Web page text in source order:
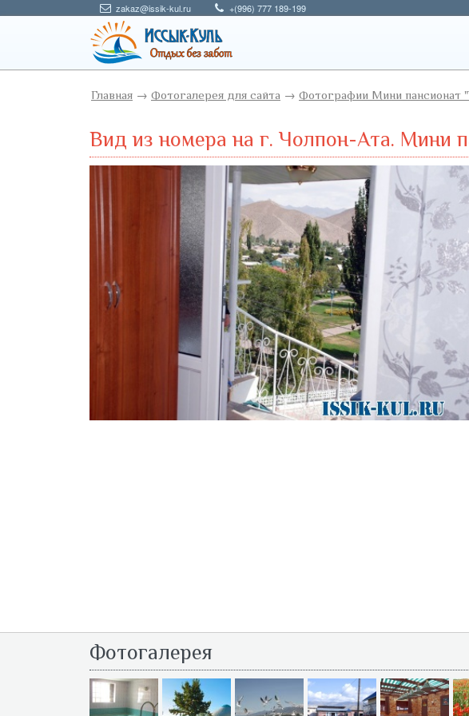
zakaz@issik-kul.ru +(996) 777 189-199
Главная → Фотогалерея для сайта → Фотографии Мини пансионат
Вид из номера на г. Чолпон-Ата. Мини
Фотогалерея